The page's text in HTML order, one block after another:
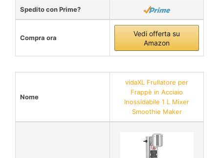
Spedito con Prime?
Compra ora
Vedi offerta su
Amazon
Nome
vidaXL Frullatore per
Frappè in Acciaio
Inossidabile 1 L Mixer
Smoothie Maker